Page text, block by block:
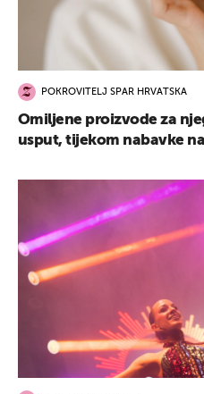
POKROVITELJ SPAR HRVATSKA
Omiljene proizvode za
usput, tijekom nabavke